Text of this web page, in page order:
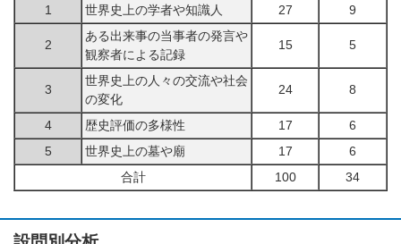
1
世界史上の学者や知識人 27 9
2
ある出来事の当事者の発言や
観察者による記録
15 5
3
世界史上の人々の交流や社会
の変化
24 8
4 歴史評価の多様性 17
6
5
世界史上の墓や廟 17
6
合計
100 34